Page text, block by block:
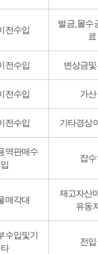
전수입
벌금,몰수
료
전수입 변상금
전수입 가
전수입 기타경상
역판매수
입
잡
매각대
재고자산
유동
수입및기
타
전